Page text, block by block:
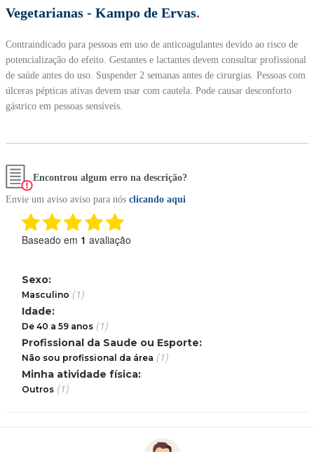
Vegetarianas - Kampo de Ervas.
Contraindicado para pessoas em uso de anticoagulantes devido ao risco de
potencialização do efeito. Gestantes e lactantes devem consultar profissional
de saúde antes do uso. Suspender 2 semanas antes de cirurgias. Pessoas com
úlceras pépticas ativas devem usar com cautela. Pode causar desconforto
gástrico em pessoas sensíveis.
Encontrou algum erro na descrição?
Envie um aviso aviso para nós clicando aqui
Baseado em 1 avaliação
Sexo:
Masculino (1)
Idade:
De 40 a 59 anos (1)
Profissional da Saude ou Esporte:
Não sou profissional da área (1)
Minha atividade física:
Outros (1)